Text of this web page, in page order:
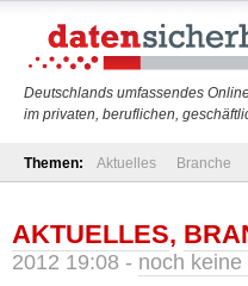
Deutschlands umfassendes
im privaten, beruflichen,
Themen: Aktuelles Branche
AKTUELLES,
2012 19:08 - noch